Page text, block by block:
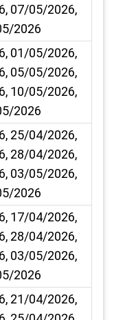
07/05/2026,
2026
01/05/2026,
05/05/2026,
10/05/2026,
2026
25/04/2026,
28/04/2026,
03/05/2026,
2026
17/04/2026,
28/04/2026,
03/05/2026,
2026
21/04/2026,